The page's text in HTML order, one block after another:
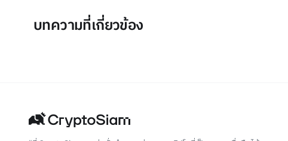
บทความที่เกี่ยวข้อง